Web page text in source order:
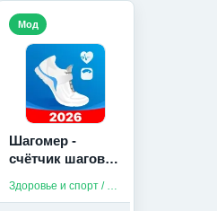
Шагомер -
счётчик шагов и
здоровья (Мод,
Здоровье и спорт / Приложения на русском
Мод